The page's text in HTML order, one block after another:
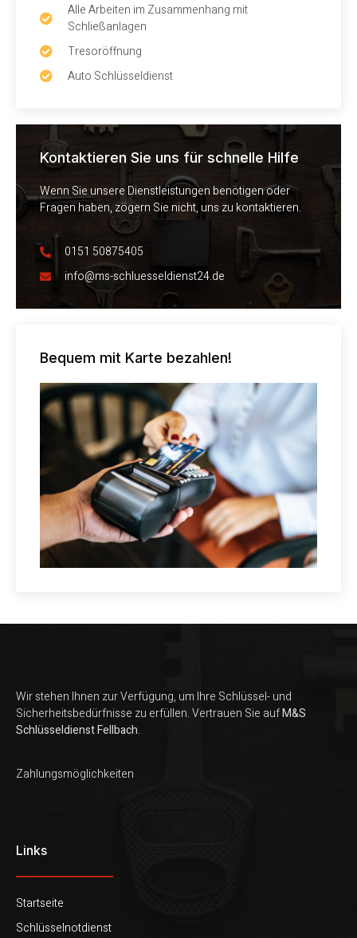
Alle Arbeiten im Zusammenhang mit
Schließanlagen
Tresoröffnung
Auto Schlüsseldienst
Kontaktieren Sie uns für schnelle Hilfe
Wenn Sie unsere Dienstleistungen benötigen oder
Fragen haben, zögern Sie nicht, uns zu kontaktieren.
0151 50875405
info@ms-schluesseldienst24.de
Bequem mit Karte bezahlen!
Wir stehen Ihnen zur Verfügung, um Ihre Schlüssel- und
Sicherheitsbedürfnisse zu erfüllen. Vertrauen Sie aufM&S
Schlüsseldienst Fellbach.
Zahlungsmöglichkeiten
Links
Startseite
Schlüsselnotdienst